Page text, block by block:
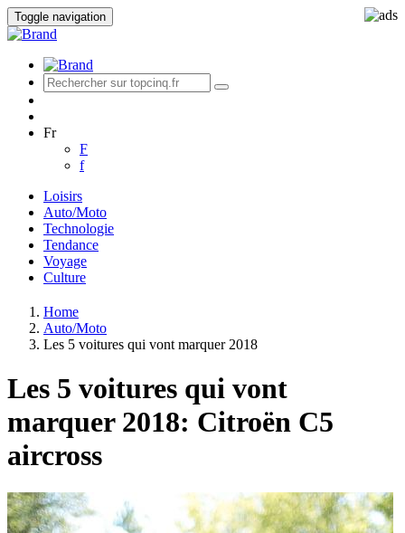
Toggle navigation
Fr
F
f
Loisirs
Auto/Moto
Technologie
Tendance
Voyage
Culture
Home
Auto/Moto
Les 5 voitures qui vont marquer 2018
Les 5 voitures qui vont
marquer 2018: Citroën C5
aircross